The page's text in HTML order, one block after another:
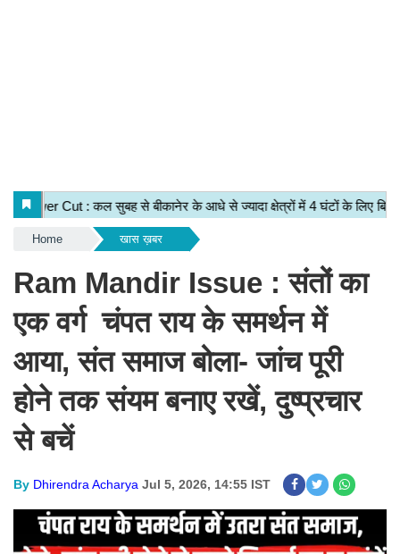
Home खास ख़बर
Ram Mandir Issue : संतों का
एक वर्ग चंपत राय के समर्थन में
आया, संत समाज बोला- जांच पूरी
होने तक संयम बनाए रखें, दुष्प्रचार
से बचें
By Dhirendra Acharya Jul 5, 2026, 14:55 IST